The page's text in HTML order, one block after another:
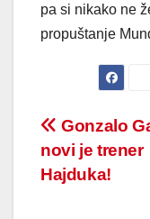
pa si nikako ne
propuštanje
Post
Gonzalo
novi je trener
Hajduka!